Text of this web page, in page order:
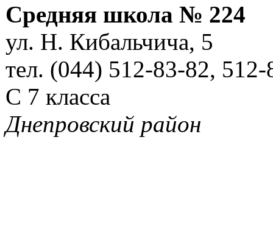
Средняя школа № 224
ул. Н. Кибальчича, 5
тел. (044) 512-83-82, 512-
С 7 класса
Днепровский район